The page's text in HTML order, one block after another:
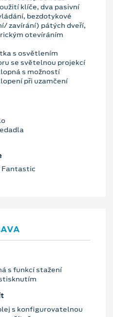
klíče, dva pasivní
bezdotykové
zavírání) pátých dveří,
otevíráním
s osvětlením
se světelnou projekcí
s možností
při uzamčení
Fantastic
s funkcí stažení
s konfigurovatelnou